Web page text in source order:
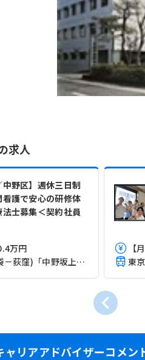
求人
中野区】週休三日制
護で安心の研修体
士募集＜契約社員
万円
東京メトロ丸ノ内線(池袋－荻窪)「中野坂上駅」（徒歩7分）
ャリアアドバイザーコメン